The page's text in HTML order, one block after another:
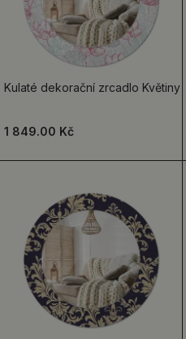
Kulaté dekorační zrcadlo Květiny
1 849.00 Kč